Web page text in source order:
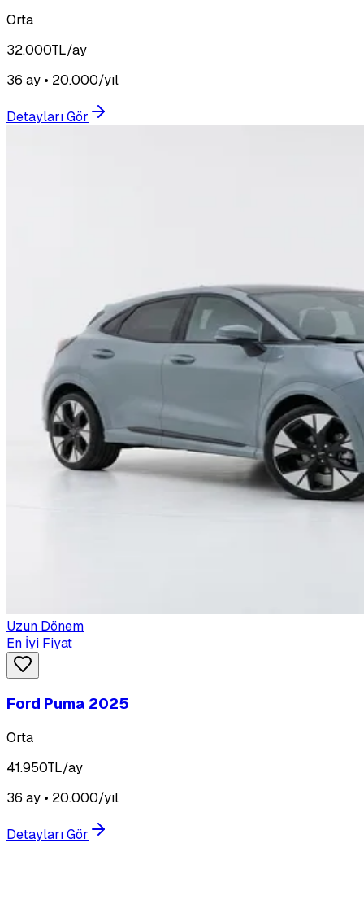
Orta
32.000TL/ay
36 ay • 20.000/yıl
Detayları Gör
Uzun Dönem
En İyi Fiyat
Ford Puma 2025
Orta
41.950TL/ay
36 ay • 20.000/yıl
Detayları Gör